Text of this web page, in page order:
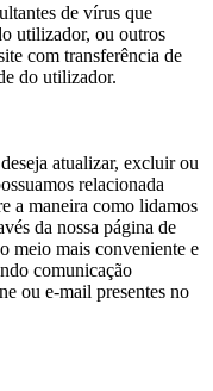
de vírus que
utilizador, ou outros
com transferência de
do utilizador.
atualizar, excluir ou
relacionada
a maneira como lidamos
da nossa página de
meio mais conveniente e
comunicação
ou e-mail presentes no